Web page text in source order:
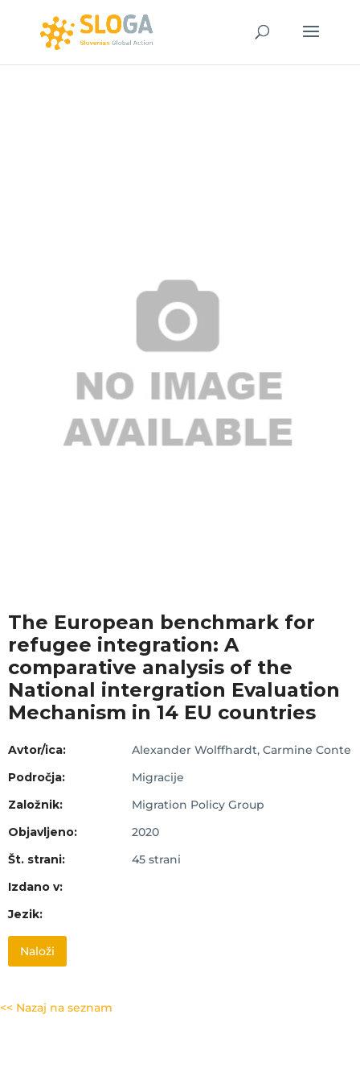
The European benchmark for
refugee integration: A
comparative analysis of the
National intergration Evaluation
Mechanism in 14 EU countries
Avtor/ica:
Alexander Wolffhardt, Carmine Conte
Področja:
Migracije
Založnik:
Migration Policy Group
Objavljeno:
2020
Št. strani:
45 strani
Izdano v:
Jezik:
Naloži
<< Nazaj na seznam